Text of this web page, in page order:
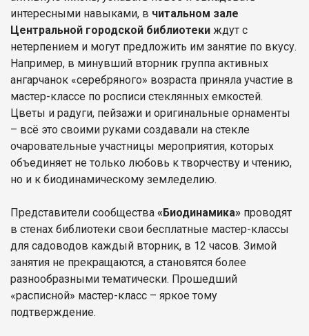
интересными навыками, в читальном зале
Центральной городской библиотеки ждут с
нетерпением и могут предложить им занятие по вкусу.
Например, в минувший вторник группа активных
ангарчанок «серебряного» возраста приняла участие в
мастер-классе по росписи стеклянных емкостей.
Цветы и радуги, пейзажи и оригинальные орнаменты
– всё это своими руками создавали на стекле
очаровательные участницы мероприятия, которых
объединяет не только любовь к творчеству и чтению,
но и к биодинамическому земледелию.
Представители сообщества «Биодинамика» проводят
в стенах библиотеки свои бесплатные мастер-классы
для садоводов каждый вторник, в 12 часов. Зимой
занятия не прекращаются, а становятся более
разнообразными тематически. Прошедший
«расписной» мастер-класс – яркое тому
подтверждение.